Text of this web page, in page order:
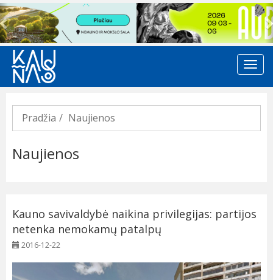
Previous
Pradžia Naujienos
Naujienos
Kauno savivaldybė naikina privilegijas: partijos
netenka nemokamų patalpų
2016-12-22